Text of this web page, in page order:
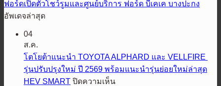
ฟอร์ดเปิดตัวโชว์รูมและศูนย์บริการ ฟอร์ด บีเคเค บางปะกง
อัพเดจล่าสุด
04
ส.ค.
โตโยต้าแนะนำ TOYOTA ALPHARD และ VELLFIRE
รุ่นปรับปรุงใหม่ ปี 2569 พร้อมแนะนำรุ่นย่อยใหม่ล่าสุด
HEV SMART ปิดความเห็นบน